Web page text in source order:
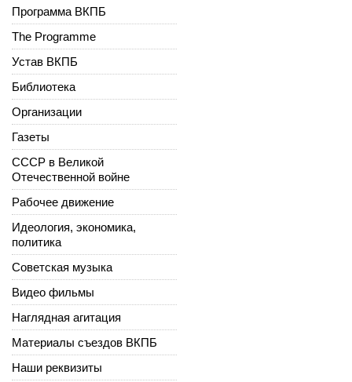
Программа ВКПБ
The Programme
Устав ВКПБ
Библиотека
Организации
Газеты
СССР в Великой
Отечественной войне
Рабочее движение
Идеология, экономика,
политика
Советская музыка
Видео фильмы
Наглядная агитация
Материалы съездов ВКПБ
Наши реквизиты